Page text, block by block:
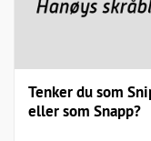
Tenker du som
eller som Snapp?